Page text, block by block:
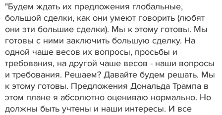
"Будем ждать их предложения глобальные,
большой сделки, как они умеют говорить (любят
они эти большие сделки). Мы к этому готовы. Мы
готовы с ними заключить большую сделку. На
одной чаше весов их вопросы, просьбы и
требования, на другой чаше весов - наши вопросы
и требования. Решаем? Давайте будем решать. Мы
к этому готовы. Предложения Дональда Трампа в
этом плане я абсолютно оцениваю нормально. Но
должны быть учтены и наши интересы. И все